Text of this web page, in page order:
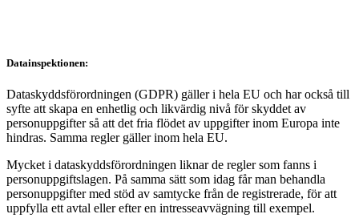
Datainspektionen:
Dataskyddsförordningen (GDPR) gäller i hela EU och har också till
syfte att skapa en enhetlig och likvärdig nivå för skyddet av
personuppgifter så att det fria flödet av uppgifter inom Europa inte
hindras. Samma regler gäller inom hela EU.
Mycket i dataskyddsförordningen liknar de regler som fanns i
personuppgiftslagen. På samma sätt som idag får man behandla
personuppgifter med stöd av samtycke från de registrerade, för att
uppfylla ett avtal eller efter en intresseavvägning till exempel.